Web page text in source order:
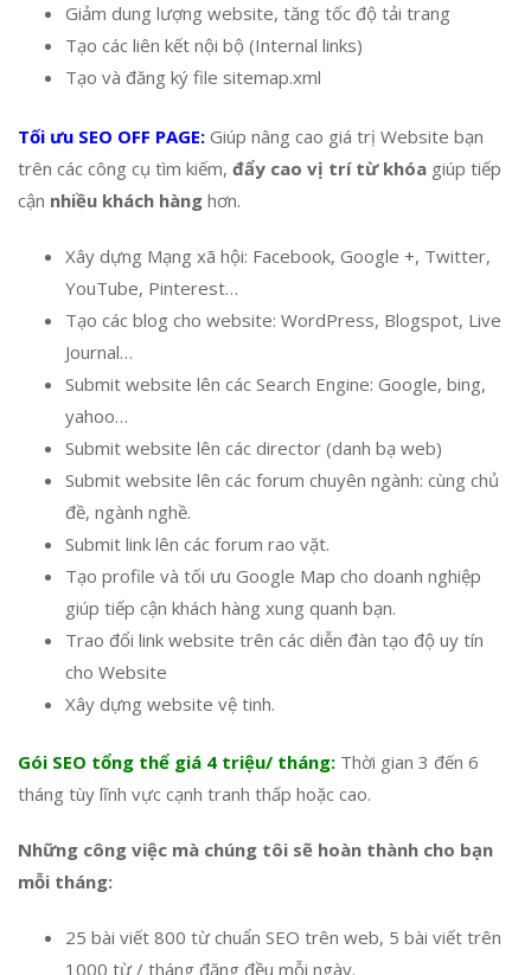
Giảm dung lượng website, tăng tốc độ tải trang
Tạo các liên kết nội bộ (Internal links)
Tạo và đăng ký file sitemap.xml
Tối ưu SEO OFF PAGE: Giúp nâng cao giá trị Website bạn
trên các công cụ tìm kiếm, đẩy cao vị trí từ khóa giúp tiếp
cận nhiều khách hàng hơn.
Xây dựng Mạng xã hội: Facebook, Google +, Twitter,
YouTube, Pinterest…
Tạo các blog cho website: WordPress, Blogspot, Live
Journal…
Submit website lên các Search Engine: Google, bing,
yahoo…
Submit website lên các director (danh bạ web)
Submit website lên các forum chuyên ngành: cùng chủ
đề, ngành nghề.
Submit link lên các forum rao vặt.
Tạo profile và tối ưu Google Map cho doanh nghiệp
giúp tiếp cận khách hàng xung quanh bạn.
Trao đổi link website trên các diễn đàn tạo độ uy tín
cho Website
Xây dựng website vệ tinh.
Gói SEO tổng thể giá 4 triệu/ tháng: Thời gian 3 đến 6
tháng tùy lĩnh vực cạnh tranh thấp hoặc cao.
Những công việc mà chúng tôi sẽ hoàn thành cho bạn
mỗi tháng:
25 bài viết 800 từ chuẩn SEO trên web, 5 bài viết trên
1000 từ / tháng đăng đều mỗi ngày.